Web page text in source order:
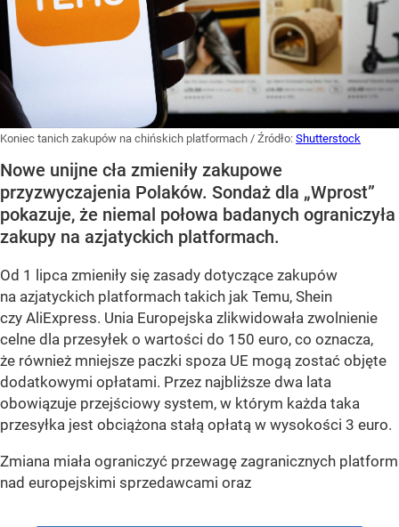
Koniec tanich zakupów na chińskich platformach / Źródło: Shutterstock
Nowe unijne cła zmieniły zakupowe
przyzwyczajenia Polaków. Sondaż dla „Wprost”
pokazuje, że niemal połowa badanych ograniczyła
zakupy na azjatyckich platformach.
Od 1 lipca zmieniły się zasady dotyczące zakupów
na azjatyckich platformach takich jak Temu, Shein
czy AliExpress. Unia Europejska zlikwidowała zwolnienie
celne dla przesyłek o wartości do 150 euro, co oznacza,
że również mniejsze paczki spoza UE mogą zostać objęte
dodatkowymi opłatami. Przez najbliższe dwa lata
obowiązuje przejściowy system, w którym każda taka
przesyłka jest obciążona stałą opłatą w wysokości 3 euro.
Zmiana miała ograniczyć przewagę zagranicznych platform
nad europejskimi sprzedawcami oraz